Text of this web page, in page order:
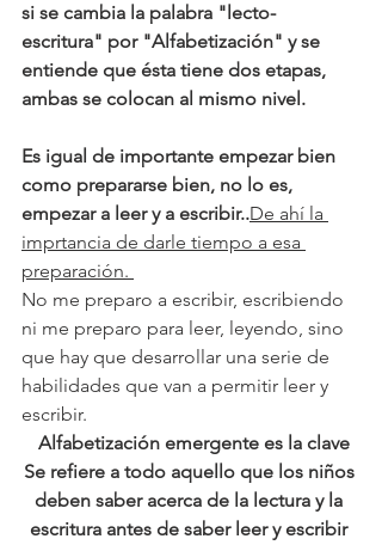
si se cambia la palabra "lecto-
escritura" por "Alfabetización" y se
entiende que ésta tiene dos etapas,
ambas se colocan al mismo nivel.
Es igual de importante empezar bien
como prepararse bien, no lo es,
empezar a leer y a escribir..De ahí la
imprtancia de darle tiempo a esa
preparación.
No me preparo a escribir, escribiendo
ni me preparo para leer, leyendo, sino
que hay que desarrollar una serie de
habilidades que van a permitir leer y
escribir.
Alfabetización emergente es la clave
Se refiere a todo aquello que los niños
deben saber acerca de la lectura y la
escritura antes de saber leer y escribir